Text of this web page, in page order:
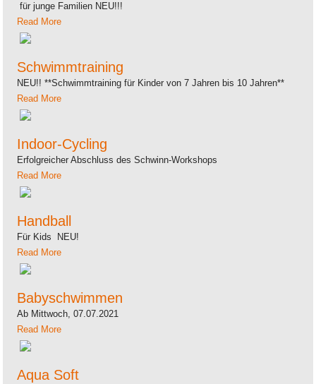
für junge Familien NEU!!!
Read More
Schwimmtraining
NEU!! **Schwimmtraining für Kinder von 7 Jahren bis 10 Jahren**
Read More
Indoor-Cycling
Erfolgreicher Abschluss des Schwinn-Workshops
Read More
Handball
Für Kids NEU!
Read More
Babyschwimmen
Ab Mittwoch, 07.07.2021
Read More
Aqua Soft